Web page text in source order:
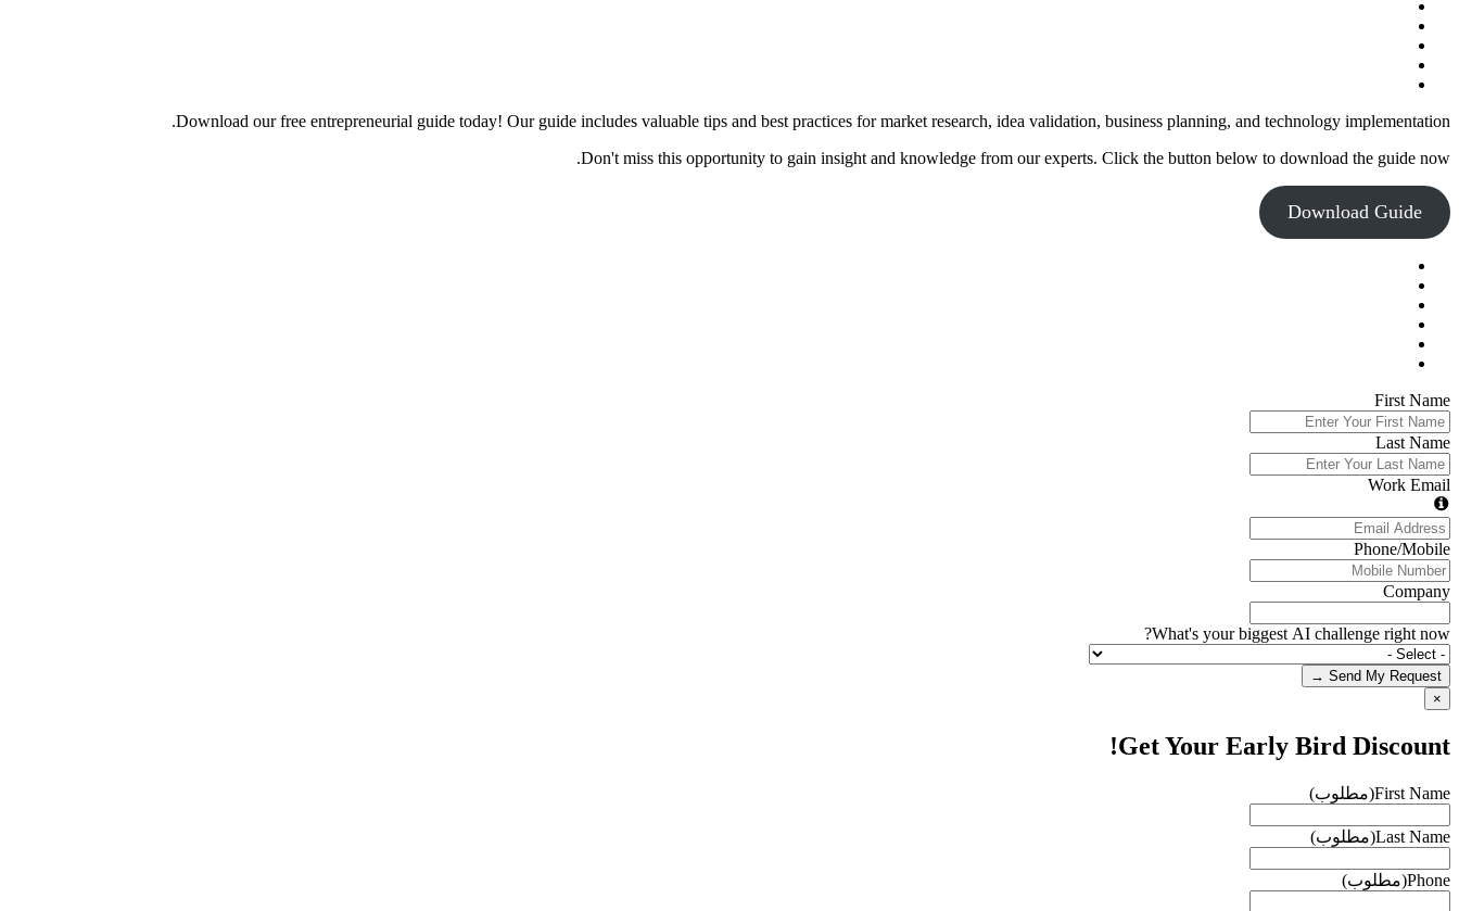
Close
Download our free entrepreneurial guide today! Our guide includes valuable tips and best practices for market research, idea validation, business planning, and technology implementation.
Don't miss this opportunity to gain insight and knowledge from our experts. Click the button below to download the guide now.
Download Guide
First Name
Last Name
Work Email
Phone/Mobile
Company
What's your biggest AI challenge right now?
Send My Request →
×
Get Your Early Bird Discount!
First Name(مطلوب)
Last Name(مطلوب)
Phone(مطلوب)